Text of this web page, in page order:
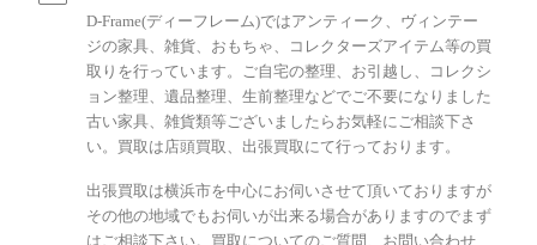
D-Frame(ディーフレーム)ではアンティーク、ヴィンテー
ジの家具、雑貨、おもちゃ、コレクターズアイテム等の買
取りを行っています。ご自宅の整理、お引越し、コレクシ
ョン整理、遺品整理、生前整理などでご不要になりました
古い家具、雑貨類等ございましたらお気軽にご相談下さ
い。買取は店頭買取、出張買取にて行っております。
出張買取は横浜市を中心にお伺いさせて頂いておりますが
その他の地域でもお伺いが出来る場合がありますのでまず
はご相談下さい。買取についてのご質問、お問い合わせ